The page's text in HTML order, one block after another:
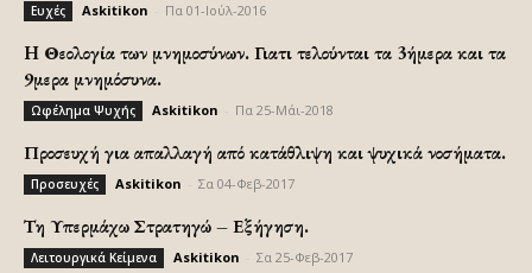
Ευχές Askitikon Πα 01-Ιούλ-2016
H Θεολογία των μνημοσύνων. Γιατι τελούνται τα 3ήμερα και τα
9μερα μνημόσυνα.
Ωφέλημα Ψυχής Askitikon Πα 25-Μάι-2018
Προσευχή για απαλλαγή από κατάθλιψη και ψυχικά νοσήματα.
Προσευχές Askitikon Σα 04-Φεβ-2017
Τη Υπερμάχω Στρατηγώ – Εξήγηση.
Λειτουργικά Κείμενα Askitikon Σα 25-Φεβ-2017